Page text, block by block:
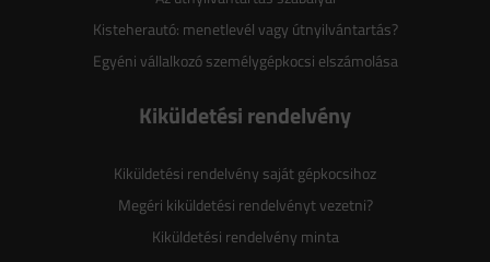
Kisteherautó: menetlevél vagy útnyilvántartás?
Egyéni vállalkozó személygépkocsi elszámolása
Kiküldetési rendelvény
Kiküldetési rendelvény saját gépkocsihoz
Megéri kiküldetési rendelvényt vezetni?
Kiküldetési rendelvény minta